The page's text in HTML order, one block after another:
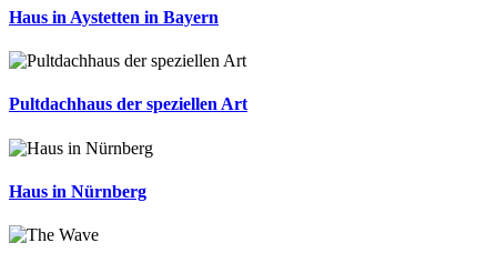
Haus in Aystetten in Bayern
Pultdachhaus der speziellen Art
Haus in Nürnberg